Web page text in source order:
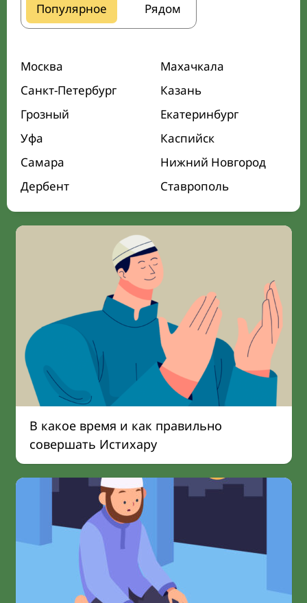
Популярное Рядом
Москва
Махачкала
Санкт-Петербург
Казань
Грозный
Екатеринбург
Уфа
Каспийск
Самара
Нижний Новгород
Дербент
Ставрополь
В какое время и как правильно
совершать Истихару